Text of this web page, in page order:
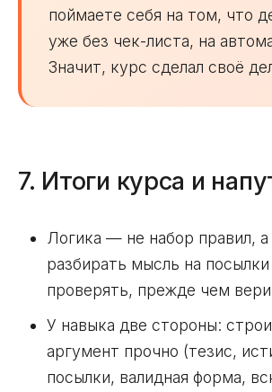
поймаете себя на том, что
уже без чек-листа, на
Значит, курс сделал своё
7. Итоги курса и
Логика — не набор правил,
разбирать мысль на
проверять, прежде чем
У навыка две стороны:
аргумент прочно (тезис,
посылки, валидная форма,